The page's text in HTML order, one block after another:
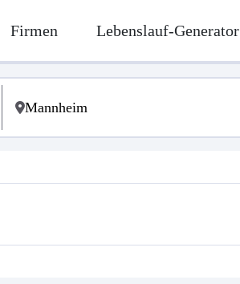
Firmen Lebenslauf-Generator